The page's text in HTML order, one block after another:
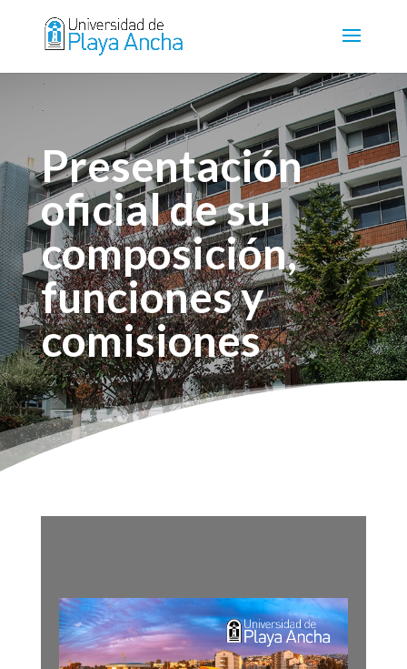
Presentación
oficial de su
composición,
funciones y
comisiones